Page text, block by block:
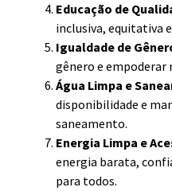
Educação de
inclusiva, equitativa
Igualdade de
gênero e empoderar
Água Limpa e
disponibilidade e
saneamento.
Energia Limpa e
energia barata,
para todos.